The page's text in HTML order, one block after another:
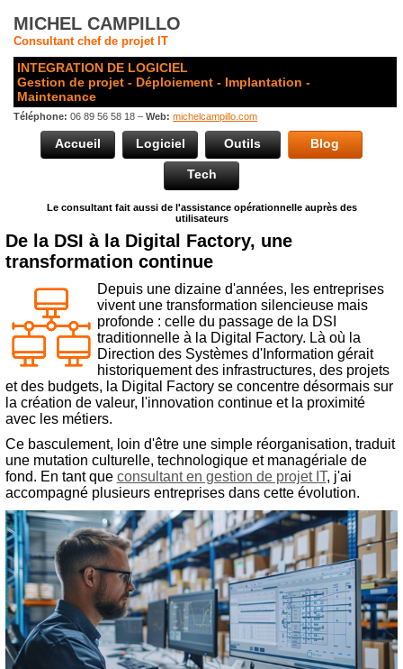
MICHEL CAMPILLO
Consultant chef de projet IT
INTEGRATION DE LOGICIEL
Gestion de projet - Déploiement - Implantation -
Maintenance
Téléphone: 06 89 56 58 18 –Web: michelcampillo.com
Accueil Logiciel Outils Blog
Tech
Le consultant fait aussi de l'assistance opérationnelle auprès des
utilisateurs
De la DSI à la Digital Factory, une
transformation continue
Depuis une dizaine d'années, les entreprises
vivent une transformation silencieuse mais
profonde : celle du passage de la DSI
traditionnelle à la Digital Factory. Là où la
Direction des Systèmes d'Information gérait
historiquement des infrastructures, des projets
et des budgets, la Digital Factory se concentre désormais sur
la création de valeur, l'innovation continue et la proximité
avec les métiers.
Ce basculement, loin d'être une simple réorganisation, traduit
une mutation culturelle, technologique et managériale de
fond. En tant que consultant en gestion de projet IT, j'ai
accompagné plusieurs entreprises dans cette évolution.